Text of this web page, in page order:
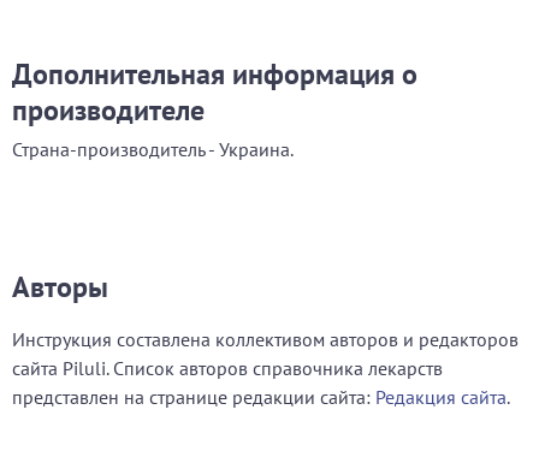
Дополнительная информация о
производителе
Страна-производитель - Украина.
Авторы
Инструкция составлена коллективом авторов и редакторов
сайта Piluli. Список авторов справочника лекарств
представлен на странице редакции сайта: Редакция сайта.